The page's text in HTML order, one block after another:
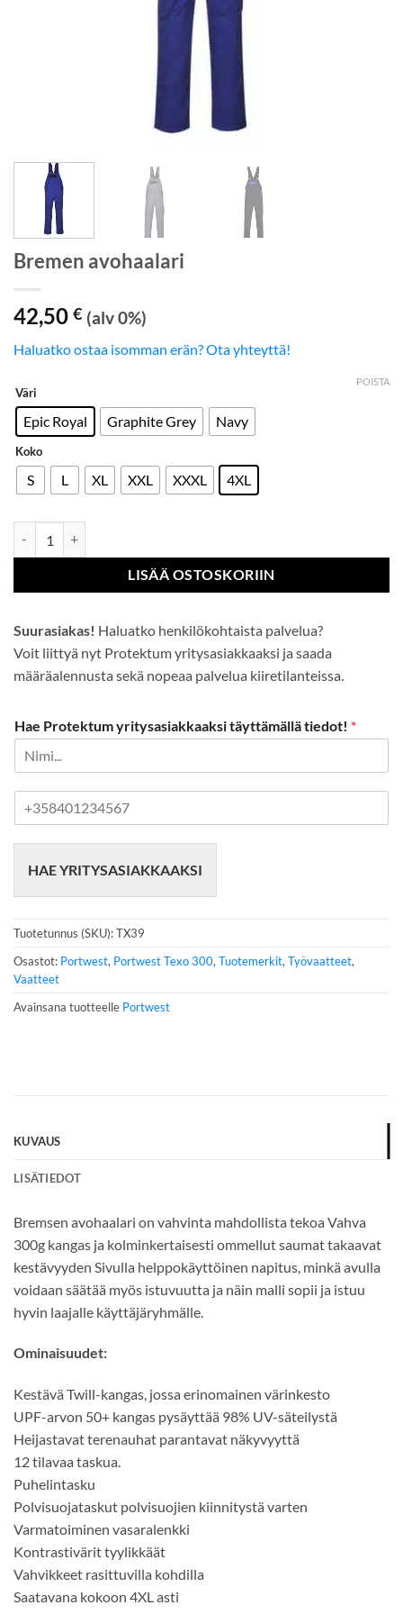
Bremen avohaalari
42,50 € (alv 0%)
Haluatko ostaa isomman erän? Ota yhteyttä!
Väri
Epic Royal Graphite Grey Navy
Koko
S L XL XXL XXXL 4XL
POISTA
LISÄÄ OSTOSKORIIN
Suurasiakas! Haluatko henkilökohtaista palvelua?
Voit liittyä nyt Protektum yritysasiakkaaksi ja saada
määräalennusta sekä nopeaa palvelua kiiretilanteissa.
Hae Protektum yritysasiakkaaksi täyttämällä tiedot! *
n
u
m
e
r
o
HAE YRITYSASIAKKAAKSI
Tuotetunnus (SKU):TX39
Osastot: Portwest, Portwest Texo 300, Tuotemerkit, Työvaatteet,
Vaatteet
Avainsana tuotteelle Portwest
KUVAUS
LISÄTIEDOT
Bremsen avohaalari on vahvinta mahdollista tekoa Vahva
300g kangas ja kolminkertaisesti ommellut saumat takaavat
kestävyyden Sivulla helppokäyttöinen napitus, minkä avulla
voidaan säätää myös istuvuutta ja näin malli sopii ja istuu
hyvin laajalle käyttäjäryhmälle.
Ominaisuudet:
Kestävä Twill-kangas, jossa erinomainen värinkesto
UPF-arvon 50+ kangas pysäyttää 98% UV-säteilystä
Heijastavat terenauhat parantavat näkyvyyttä
12 tilavaa taskua.
Puhelintasku
Polvisuojataskut polvisuojien kiinnitystä varten
Varmatoiminen vasaralenkki
Kontrastivärit tyylikkäät
Vahvikkeet rasittuvilla kohdilla
Saatavana kokoon 4XL asti